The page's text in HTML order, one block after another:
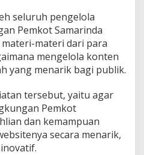
seluruh pengelola
Pemkot Samarinda
materi dari para
mengelola konten
yang menarik bagi publik.
tersebut, yaitu agar
Pemkot
dan kemampuan
secara menarik,